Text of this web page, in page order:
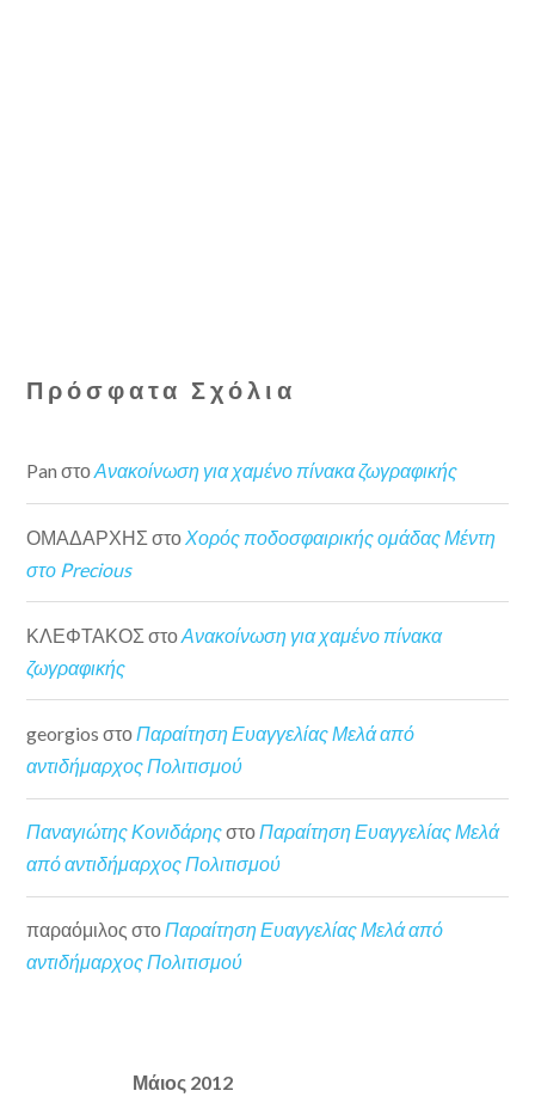
Πρόσφατα Σχόλια
Pan στοΑνακοίνωση για χαμένο πίνακα ζωγραφικής
ΟΜΑΔΑΡΧΗΣ στο Χορός ποδοσφαιρικής ομάδας Μέντη
στο Precious
ΚΛΕΦΤΑΚΟΣ στοΑνακοίνωση για χαμένο πίνακα
ζωγραφικής
georgios στοΠαραίτηση Ευαγγελίας Μελά από
αντιδήμαρχος Πολιτισμού
Παναγιώτης ΚονιδάρηςστοΠαραίτηση Ευαγγελίας Μελά
από αντιδήμαρχος Πολιτισμού
παραόμιλος στοΠαραίτηση Ευαγγελίας Μελά από
αντιδήμαρχος Πολιτισμού
Μάιος 2012